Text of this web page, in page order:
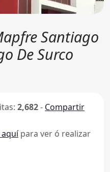
Santiago
De Surco
2,682- Compartir
para ver ó realizar